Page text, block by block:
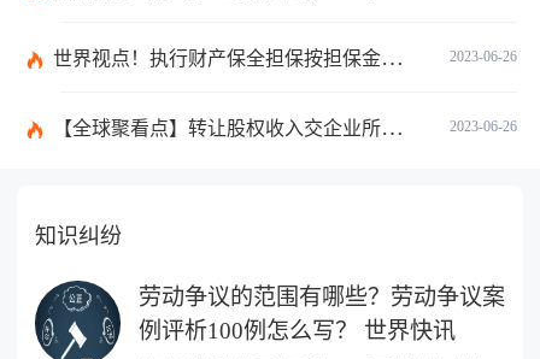
2023-06-26
世界视点！执行财产保全担保按担保金额的1%收取吗？
2023-06-26
【全球聚看点】转让股权收入交企业所得税吗？企业所得税征税原则是什么？
知识纠纷
劳动争议的范围有哪些？劳动争议案
例评析100例怎么写？ 世界快讯